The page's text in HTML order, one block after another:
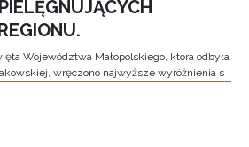
Województwa Małopolskiego, która odbyła
wręczono najwyższe wyróżnienia s